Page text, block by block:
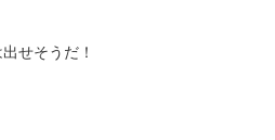
せそうだ！